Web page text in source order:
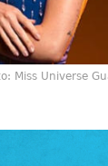
Miss Universe